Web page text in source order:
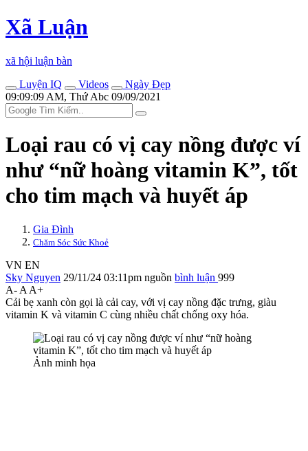
Xã Luận
xã hội luận bàn
Luyện IQ
Videos
Ngày Đẹp
09:09:09 AM, Thứ Abc 09/09/2021
Loại rau có vị cay nồng được ví
như “nữ hoàng vitamin K”, tốt
cho tim mạch và huyết áp
Gia Đình
Chăm Sóc Sức Khoẻ
VN EN
Sky Nguyen 29/11/24 03:11pm nguồn bình luận 999
A- A A+
Cải bẹ xanh còn gọi là cải cay, với vị cay nồng đặc trưng, giàu
vitamin K và vitamin C cùng nhiều chất chống oxy hóa.
Ảnh minh họa